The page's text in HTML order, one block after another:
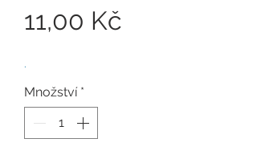
11,00 Kč
.
Množství *